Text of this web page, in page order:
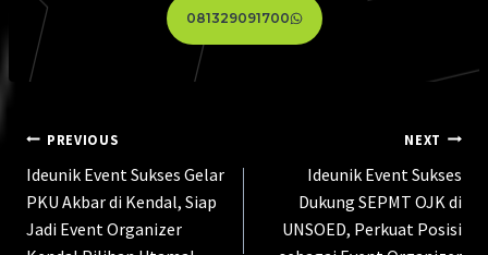
081329091700
PREVIOUS
Ideunik Event Sukses Gelar
PKU Akbar di Kendal, Siap
Jadi Event Organizer
NEXT
Ideunik Event Sukses
Dukung SEPMT OJK di
UNSOED, Perkuat Posisi